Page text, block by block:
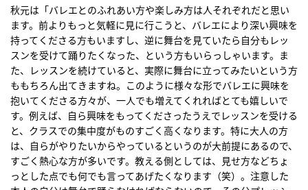
秋元は「バレエとのふれあい方や楽しみ方は人それぞれだと思い
ます。前よりもっと気軽に見に行こうと、バレエにより深い興味を
持ってくださる方もいますし、逆に舞台を見ていたら自分もレッ
スンを受けて踊りたくなった、という方もいらっしゃいます。ま
た、レッスンを続けていると、実際に舞台に立ってみたいという方
ももちろん出てきますね。このように様々な形でバレエに興味を
抱いてくださる方々が、一人でも増えてくれればとても嬉しいで
す。例えば、自ら興味をもってくださったうえでレッスンを受ける
と、クラスでの集中度がものすごく高くなります。特に大人の方
は、自らがやりたいからやっているというのが大前提にあるので、
すごく熱心な方が多いです。教える側としては、見せ方などちょ
っとした点でも何でも言ってあげたくなります（笑）。注意した